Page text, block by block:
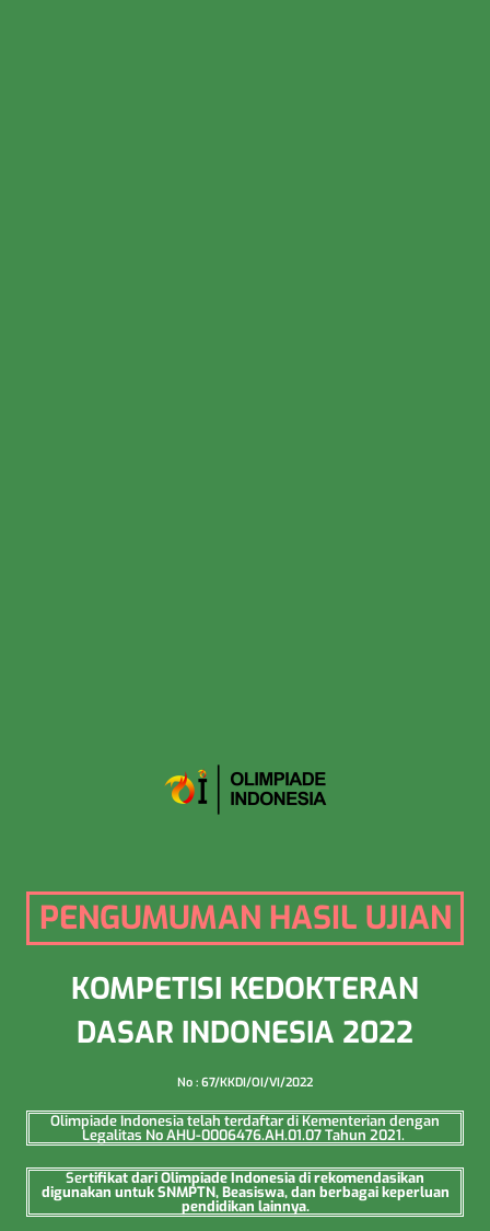
PENGUMUMAN HASIL UJIAN
KOMPETISI KEDOKTERAN
DASAR INDONESIA 2022
No : 67/KKDI/OI/VI/2022
Olimpiade Indonesia telah terdaftar di Kementerian dengan
Legalitas No AHU-0006476.AH.01.07 Tahun 2021.
Sertifikat dari Olimpiade Indonesia di rekomendasikan
digunakan untuk SNMPTN, Beasiswa, dan berbagai keperluan
pendidikan lainnya.